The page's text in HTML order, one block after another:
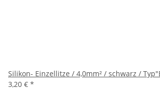
Silikon- Einzellitze / 4,0mm² / schwarz /
3,20 € *